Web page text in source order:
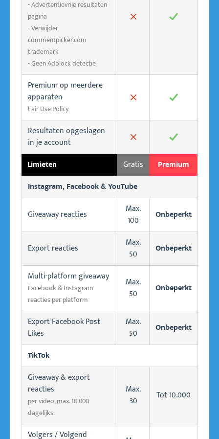
- Advertentievrije resultaten
pagina
- Verwijder
commentpicker.com
trademark
- Geen Adblock detectie
✖ ✓
Premium op meerdere
apparaten
Fair Use Policy ✖ ✓
Resultaten opgeslagen
in je account
✖ ✓
Limieten Gratis
Premium
Instagram, Facebook & YouTube
Giveaway reacties
Max.
100
Onbeperkt
Export reacties
Max.
50
Onbeperkt
Multi-platform giveaway
Facebook & Instagram
reacties per platform
Max.
50
Onbeperkt
Export Facebook Post
Likes
Max.
50
Onbeperkt
TikTok
Giveaway & export
reacties
per video, max. 10.000
dagelijks.
Max.
30
Tot 10.000
Volgers / Volgend